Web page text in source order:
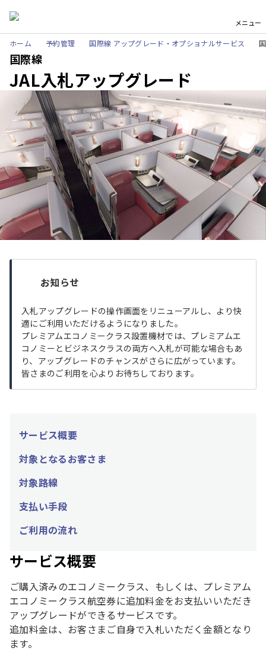
メニュー
ホーム 予約管理 国際線 アップグレード・オプショナルサービス
国際線
JAL入札アップグレード
お知らせ
入札アップグレードの操作画面をリニューアルし、より快
適にご利用いただけるようになりました。
プレミアムエコノミークラス設置機材では、プレミアムエ
コノミーとビジネスクラスの両方へ入札が可能な場合もあ
り、アップグレードのチャンスがさらに広がっています。
皆さまのご利用を心よりお待ちしております。
サービス概要
対象となるお客さま
対象路線
支払い手段
ご利用の流れ
サービス概要
ご購入済みのエコノミークラス、もしくは、プレミアム
エコノミークラス航空券に追加料金をお支払いいただき
アップグレードができるサービスです。
追加料金は、お客さまご自身で入札いただく金額となり
ます。